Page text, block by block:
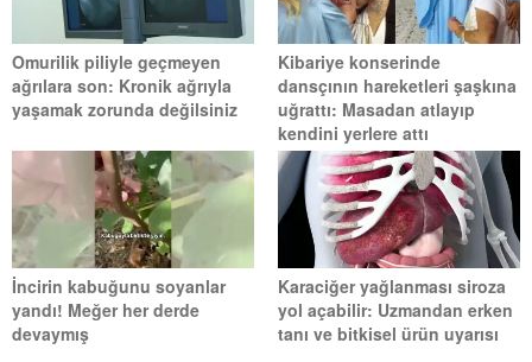
Omurilik piliyle geçmeyen
ağrılara son: Kronik ağrıyla
yaşamak zorunda değilsiniz
Kibariye konserinde
dansçının hareketleri şaşkına
uğrattı: Masadan atlayıp
kendini yerlere attı
İncirin kabuğunu soyanlar
yandı! Meğer her derde
devaymış
Karaciğer yağlanması siroza
yol açabilir: Uzmandan erken
tanı ve bitkisel ürün uyarısı